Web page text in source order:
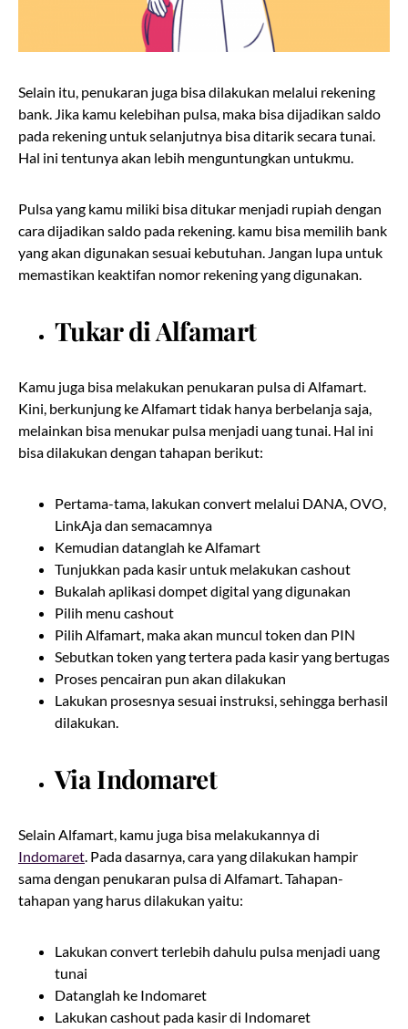
Selain itu, penukaran juga bisa dilakukan melalui rekening
bank. Jika kamu kelebihan pulsa, maka bisa dijadikan saldo
pada rekening untuk selanjutnya bisa ditarik secara tunai.
Hal ini tentunya akan lebih menguntungkan untukmu.
Pulsa yang kamu miliki bisa ditukar menjadi rupiah dengan
cara dijadikan saldo pada rekening. kamu bisa memilih bank
yang akan digunakan sesuai kebutuhan. Jangan lupa untuk
memastikan keaktifan nomor rekening yang digunakan.
Tukar di Alfamart
Kamu juga bisa melakukan penukaran pulsa di Alfamart.
Kini, berkunjung ke Alfamart tidak hanya berbelanja saja,
melainkan bisa menukar pulsa menjadi uang tunai. Hal ini
bisa dilakukan dengan tahapan berikut:
Pertama-tama, lakukan convert melalui DANA, OVO,
LinkAja dan semacamnya
Kemudian datanglah ke Alfamart
Tunjukkan pada kasir untuk melakukan cashout
Bukalah aplikasi dompet digital yang digunakan
Pilih menu cashout
Pilih Alfamart, maka akan muncul token dan PIN
Sebutkan token yang tertera pada kasir yang bertugas
Proses pencairan pun akan dilakukan
Lakukan prosesnya sesuai instruksi, sehingga berhasil
dilakukan.
Via Indomaret
Selain Alfamart, kamu juga bisa melakukannya di
Indomaret . Pada dasarnya, cara yang dilakukan hampir
sama dengan penukaran pulsa di Alfamart. Tahapan-
tahapan yang harus dilakukan yaitu:
Lakukan convert terlebih dahulu pulsa menjadi uang
tunai
Datanglah ke Indomaret
Lakukan cashout pada kasir di Indomaret